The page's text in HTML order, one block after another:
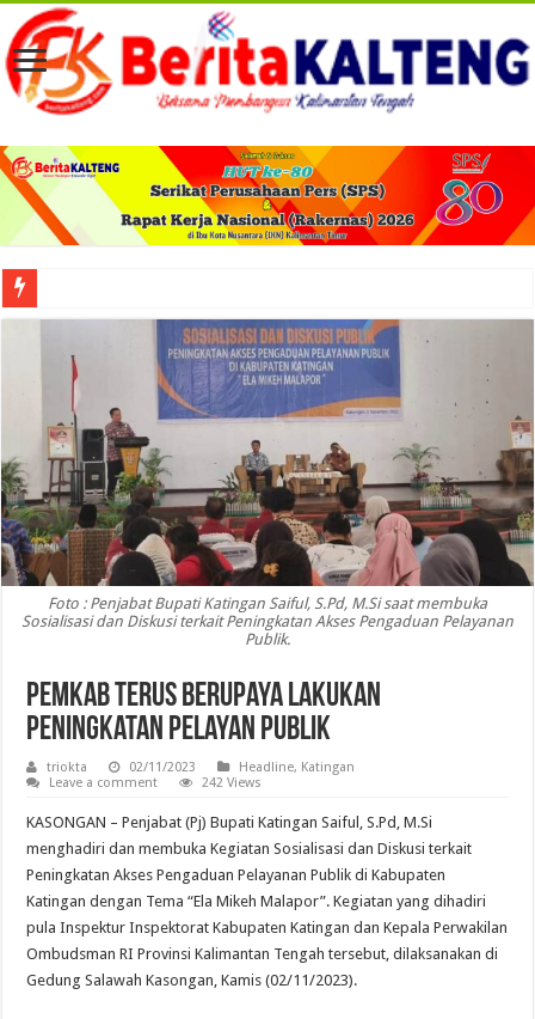
Viral! Selama Dua Bulan Lebih Siltap Serta Tunjangan Pemdes dan BPD di
Foto : Penjabat Bupati Katingan Saiful, S.Pd, M.Si saat membuka
Sosialisasi dan Diskusi terkait Peningkatan Akses Pengaduan Pelayanan
Publik.
Pemkab Terus Berupaya Lakukan
Peningkatan Pelayan Publik
triokta 02/11/2023 Headline, Katingan
Leave a comment
242 Views
KASONGAN – Penjabat (Pj) Bupati Katingan Saiful, S.Pd, M.Si
menghadiri dan membuka Kegiatan Sosialisasi dan Diskusi terkait
Peningkatan Akses Pengaduan Pelayanan Publik di Kabupaten
Katingan dengan Tema “Ela Mikeh Malapor”. Kegiatan yang dihadiri
pula Inspektur Inspektorat Kabupaten Katingan dan Kepala Perwakilan
Ombudsman RI Provinsi Kalimantan Tengah tersebut, dilaksanakan di
Gedung Salawah Kasongan, Kamis (02/11/2023).